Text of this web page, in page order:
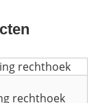
rechthoek